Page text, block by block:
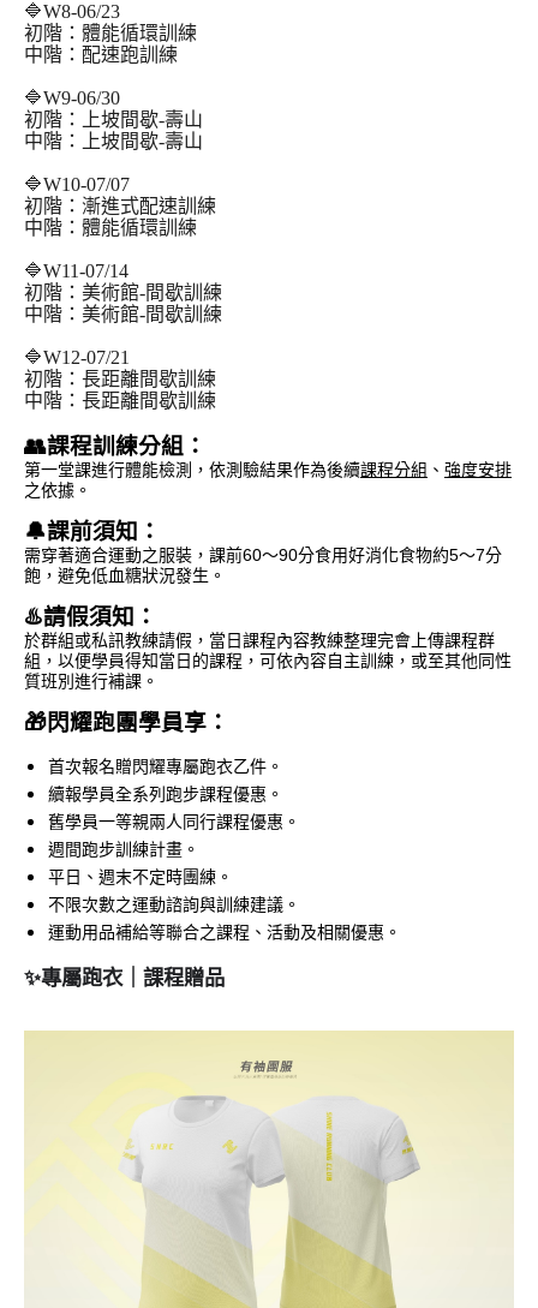
🔷W8-06/23
初階：體能循環訓練
中階：配速跑訓練
🔷W9-06/30
初階：上坡間歇-壽山
中階：上坡間歇-壽山
🔷W10-07/07
初階：漸進式配速訓練
中階：體能循環訓練
🔷W11-07/14
初階：美術館-間歇訓練
中階：美術館-間歇訓練
🔷W12-07/21
初階：長距離間歇訓練
中階：長距離間歇訓練
👥課程訓練分組：
第一堂課進行體能檢測，依測驗結果作為後續課程分組 、 強度安排
之依據。
🔔課前須知：
需穿著適合運動之服裝，課前60～90分食用好消化食物約5～7分
飽，避免低血糖狀況發生。
♨️請假須知：
於群組或私訊教練請假，當日課程內容教練整理完會上傳課程群
組，以便學員得知當日的課程，可依內容自主訓練，或至其他同性
質班別進行補課。
🎁閃耀跑團學員享：
首次報名贈閃耀專屬跑衣乙件。
續報學員全系列跑步課程優惠。
舊學員一等親兩人同行課程優惠。
週間跑步訓練計畫。
平日、週末不定時團練。
不限次數之運動諮詢與訓練建議。
運動用品補給等聯合之課程、活動及相關優惠。
✨專屬跑衣｜課程贈品